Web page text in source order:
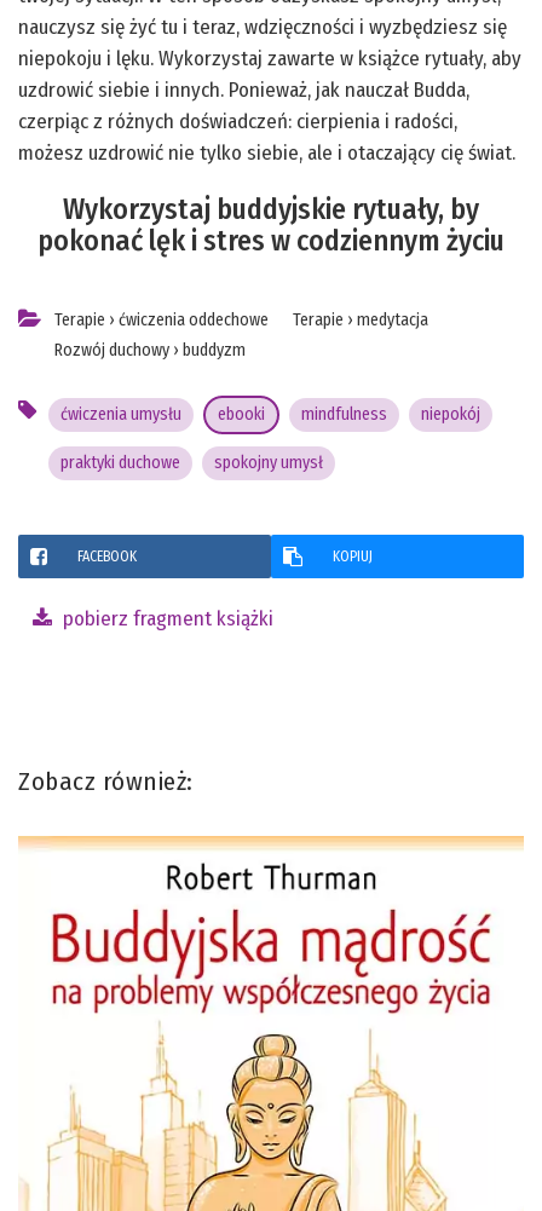
nauczysz się żyć tu i teraz, wdzięczności i wyzbędziesz się
niepokoju i lęku. Wykorzystaj zawarte w książce rytuały, aby
uzdrowić siebie i innych. Ponieważ, jak nauczał Budda,
czerpiąc z różnych doświadczeń: cierpienia i radości,
możesz uzdrowić nie tylko siebie, ale i otaczający cię świat.
Wykorzystaj buddyjskie rytuały, by
pokonać lęk i stres w codziennym życiu
Terapie › ćwiczenia oddechowe
Rozwój duchowy › buddyzm
Terapie › medytacja
ćwiczenia umysłu ebooki mindfulness niepokój
praktyki duchowe spokojny umysł
FACEBOOK KOPIUJ
pobierz fragment książki
Zobacz również: